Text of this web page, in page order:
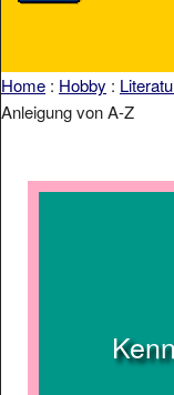
Home : Hobby :
Anleigung von A-Z